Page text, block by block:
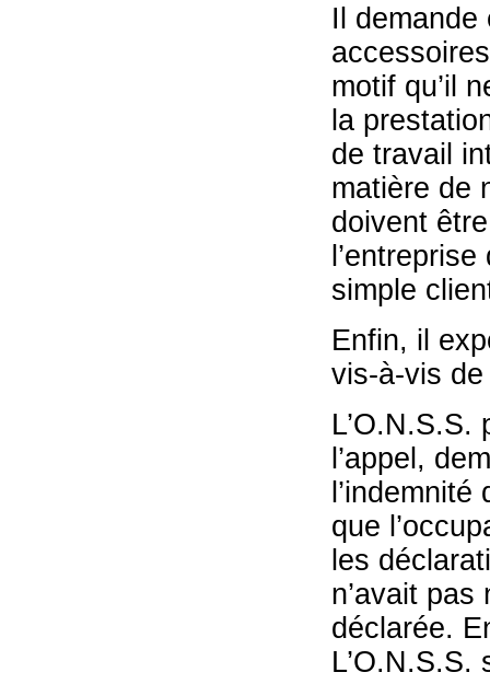
Il demande
motif qu’il
la
de travail
matière de
doivent
simple
Enfin, il
vis-à-vis
l’appel,
que
les
n’avait
déclarée.